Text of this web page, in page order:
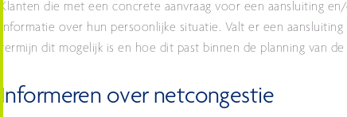
Klanten die met een concrete aanvraag voor een aansluiting
informatie over hun persoonlijke situatie. Valt er een
termijn dit mogelijk is en hoe dit past binnen de planning van de
Informeren over netcongestie